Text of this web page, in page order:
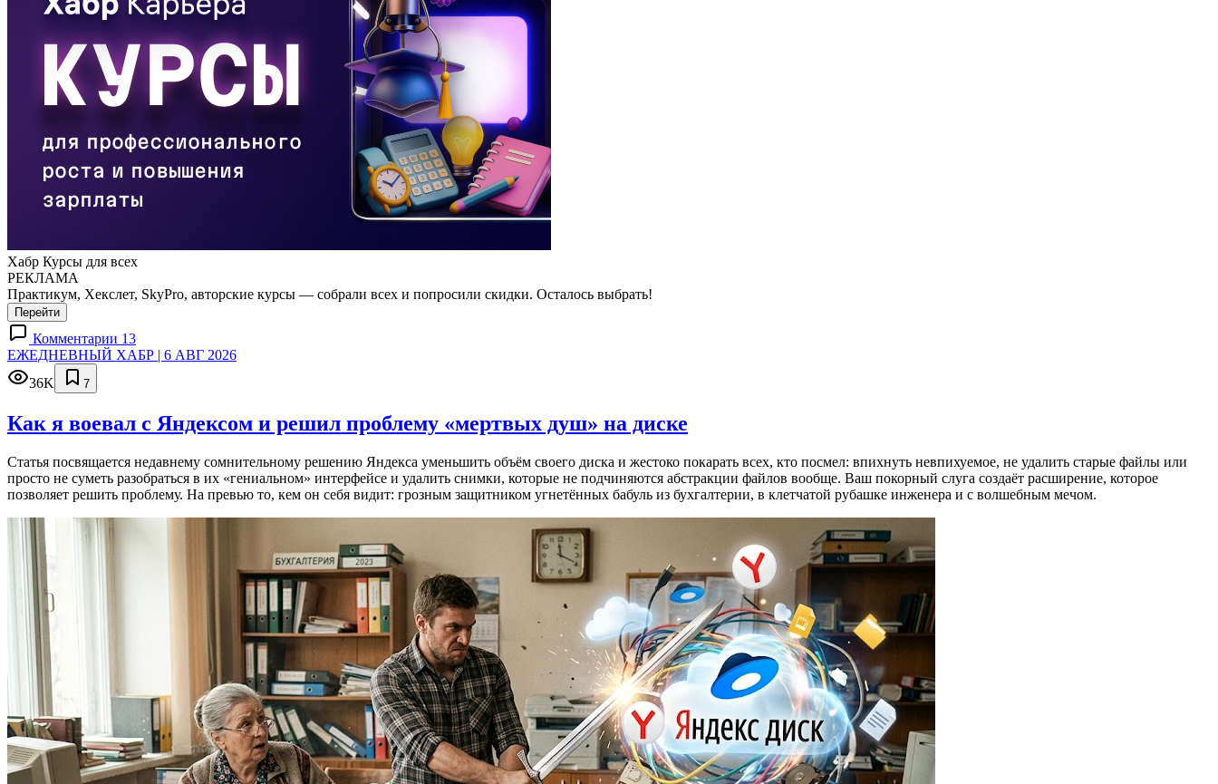
Хабр Курсы для всех
РЕКЛАМА
Практикум, Хекслет, SkyPro, авторские курсы — собрали всех и попросили скидки. Осталось выбрать!
Перейти
Комментарии 13
ЕЖЕДНЕВНЫЙ ХАБР | 6 АВГ 2026
36K
7
Как я воевал с Яндексом и решил проблему «мертвых душ» на диске
Статья посвящается недавнему сомнительному решению Яндекса уменьшить объём своего диска и жестоко покарать всех, кто посмел: впихнуть невпихуемое, не удалить старые файлы или
просто не суметь разобраться в их «гениальном» интерфейсе и удалить снимки, которые не подчиняются абстракции файлов вообще. Ваш покорный слуга создаёт расширение, которое
позволяет решить проблему. На превью то, кем он себя видит: грозным защитником угнетённых бабуль из бухгалтерии, в клетчатой рубашке инженера и с волшебным мечом.